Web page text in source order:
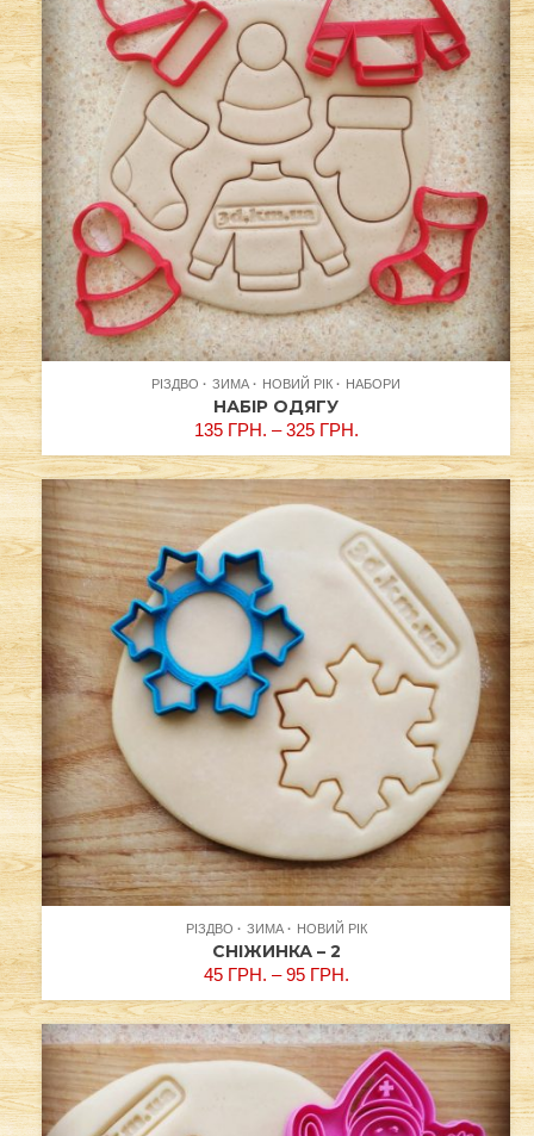
РІЗДВО ЗИМА НОВИЙ РІК НАБОРИ
НАБІР ОДЯГУ
135 ГРН. –325 ГРН.
РІЗДВО ЗИМА НОВИЙ РІК
СНІЖИНКА – 2
45 ГРН. –95 ГРН.